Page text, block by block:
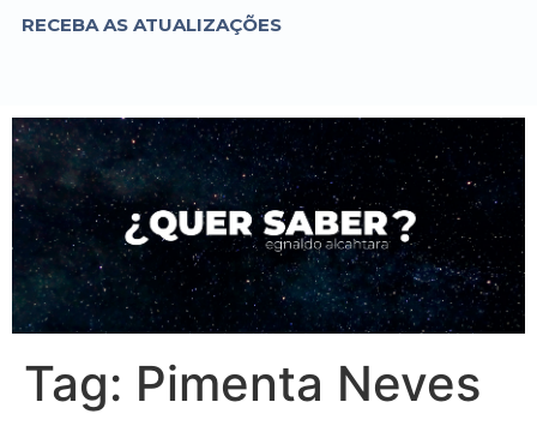
RECEBA AS ATUALIZAÇÕES
Tag: Pimenta Neves